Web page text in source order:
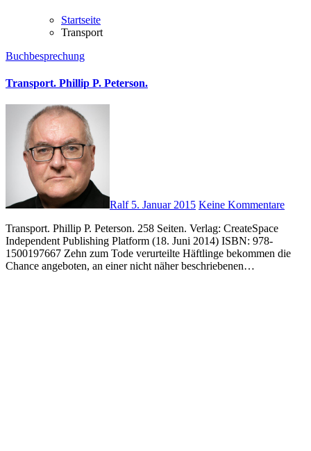
Startseite
Transport
Buchbesprechung
Transport. Phillip P. Peterson.
Ralf 5. Januar 2015 Keine Kommentare
Transport. Phillip P. Peterson. 258 Seiten. Verlag: CreateSpace
Independent Publishing Platform (18. Juni 2014) ISBN: 978-
1500197667 Zehn zum Tode verurteilte Häftlinge bekommen die
Chance angeboten, an einer nicht näher beschriebenen…